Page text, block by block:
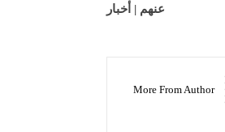
عنهم | أخبار
More From Author